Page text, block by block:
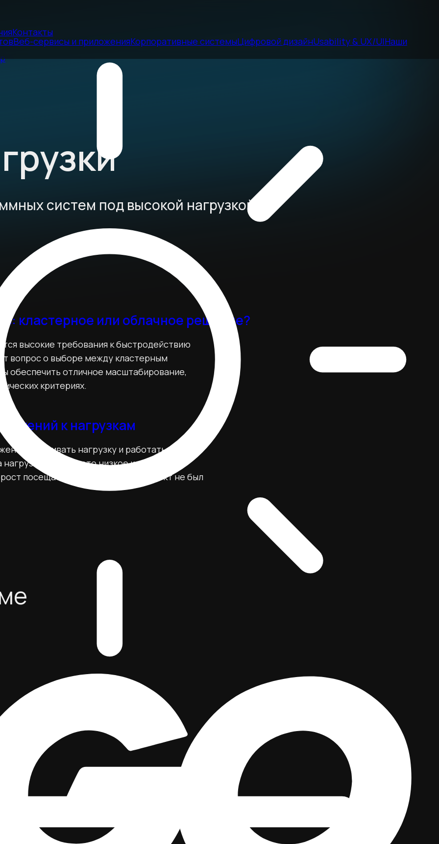
Контакты
Веб-сервисы и приложенияКорпоративные системыЦифровой дизайнUsability & UX/UIНаши
систем под высокой нагрузкой
кластерное или облачное решение?
высокие требования к быстродействию
вопрос о выборе между кластерным
обеспечить отличное масштабирование,
критериях.
к нагрузкам
выдерживать нагрузку и работать
немало: это низкое качество
посещаемости, к которому проект не был